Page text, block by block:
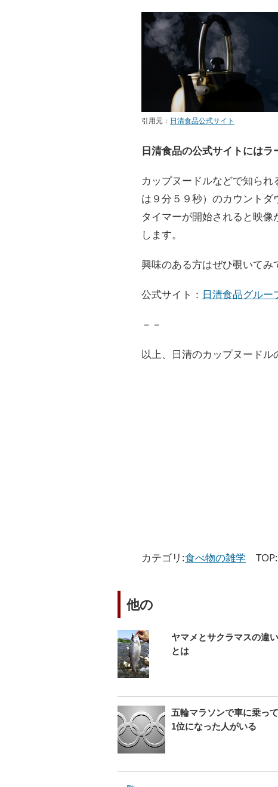
引用元： 日清食品公式サイト
日清食品の公式サイトにはラ
カップヌードルなどで知ら
は９分５９秒）のカウントダ
タイマーが開始されると映
します。
興味のある方はぜひ覗いてみ
公式サイト： 日清食品グルー
－－
以上、日清のカップヌードル
カテゴリ:食べ物の雑学 TOP:
他の
ヤマメとサクラマスの違い
とは
五輪マラソンで車に乗って
1位になった人がいる